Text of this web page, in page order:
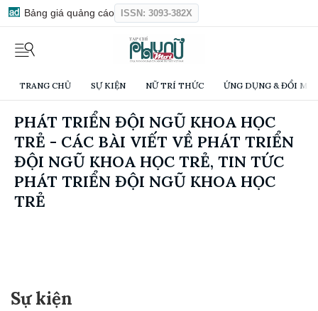
Bảng giá quảng cáo ISSN: 3093-382X
TRANG CHỦ SỰ KIỆN NỮ TRÍ THỨC ỨNG DỤNG & ĐỔI
PHÁT TRIỂN ĐỘI NGŨ KHOA HỌC
TRẺ - CÁC BÀI VIẾT VỀ PHÁT TRIỂN
ĐỘI NGŨ KHOA HỌC TRẺ, TIN TỨC
PHÁT TRIỂN ĐỘI NGŨ KHOA HỌC
TRẺ
Sự kiện